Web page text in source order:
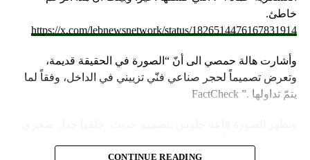
خاطئ.
https://x.com/lebnewsnetwork/status/1826514476167831914
وأشارت هالة حمصي الى أنّ “الصورة في الحقيقة قديمة،
وتعرض تصميماً لحجر صناعي فنّي تزييني في الداخل، وفقاً لما
يتمّ تداولها .” FactCheck
تدخل): “صالون الاستقبال بمنشأة عماد 4”.
CONTINUE READING